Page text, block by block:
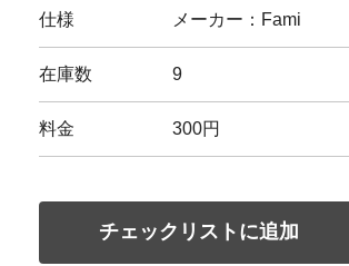
仕様 メーカー：Fami
在庫数 9
料金 300円
チェックリストに追加